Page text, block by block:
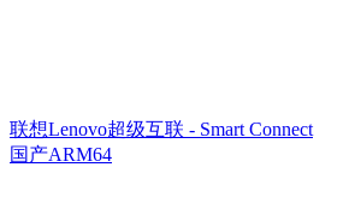
联想Lenovo超级互联 - Smart Connect
国产ARM64